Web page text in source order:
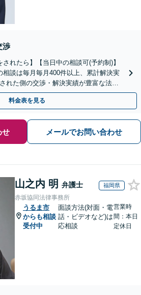
渉
されたら】【当日中の相談可(予約制)】
相談は毎月毎月400件以上、累計解決実
れた側の交渉・解決実績が豊富な法律
料金表を見る
せ メールでお問い合わせ
山之内 明 弁護士 福岡県
赤坂協同法律事務所
うるま市
からも相談
受付中
面談方法(対面・電
話・ビデオなど)は
応相談
営業時
間：本日
定休日